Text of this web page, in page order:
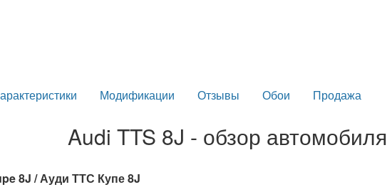
Модификации Отзывы Обои Продажа
Audi TTS 8J - обзор автомобиля
8J / Ауди ТТС Купе 8J